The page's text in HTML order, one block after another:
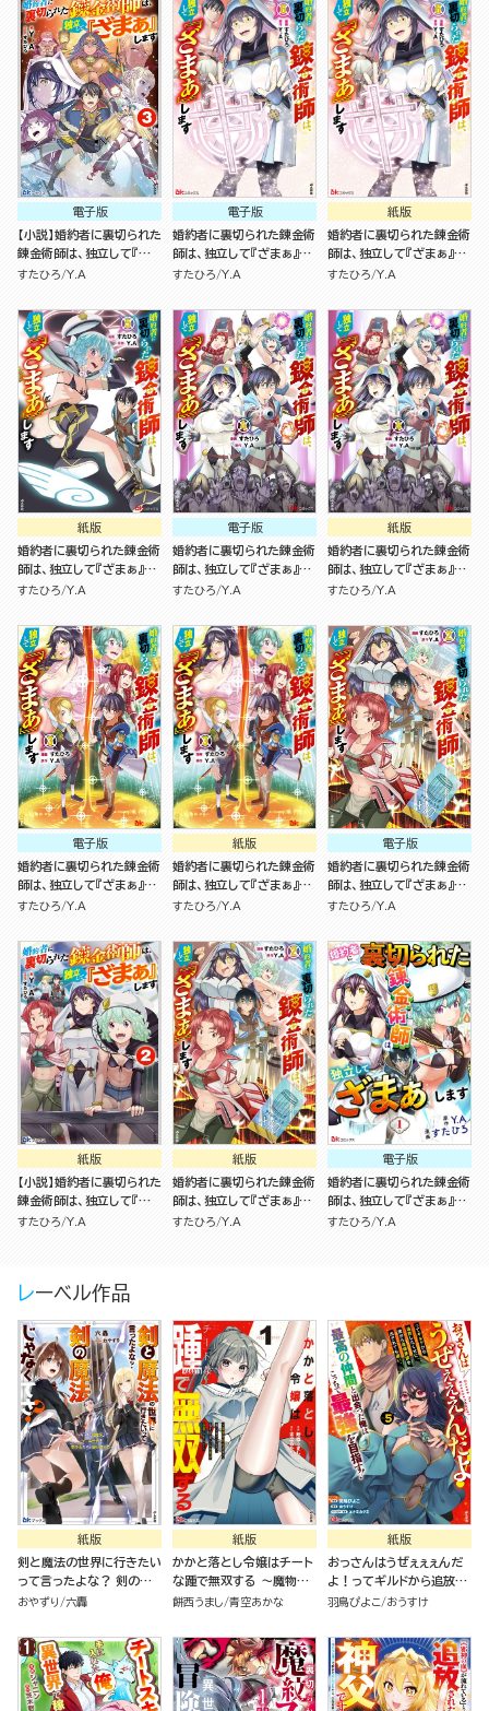
電子版
【小説】婚約者に裏切られた
錬金術師は、独立して『ざ
まぁ』します （3）
すたひろ Y.A
電子版
婚約者に裏切られた錬金術
師は、独立して『ざまぁ』し
ます コミック版 （6）
すたひろ Y.A
紙版
婚約者に裏切られた錬金術
師は、独立して『ざまぁ』し
ます（６）
すたひろ Y.A
紙版
婚約者に裏切られた錬金術
師は、独立して『ざまぁ』し
ます ５
すたひろ Y.A
電子版
婚約者に裏切られた錬金術
師は、独立して『ざまぁ』し
ます（4）
すたひろ Y.A
紙版
婚約者に裏切られた錬金術
師は、独立して『ざまぁ』し
ます（4）
すたひろ Y.A
電子版
婚約者に裏切られた錬金術
師は、独立して『ざまぁ』し
ます（3）
すたひろ Y.A
紙版
婚約者に裏切られた錬金術
師は、独立して『ざまぁ』し
ます（3）
すたひろ Y.A
電子版
婚約者に裏切られた錬金術
師は、独立して『ざまぁ』し
ます（2）
すたひろ Y.A
紙版
【小説】婚約者に裏切られた
錬金術師は、独立して『ざ
まぁ』します （2）
すたひろ Y.A
紙版
婚約者に裏切られた錬金術
師は、独立して『ざまぁ』し
ます（2）
すたひろ Y.A
電子版
婚約者に裏切られた錬金術
師は、独立して『ざまぁ』し
ます コミック版 （分冊版）
すたひろ Y.A
レーベル作品
紙版
剣と魔法の世界に行きたい
って言ったよな？ 剣の魔
法じゃなくてさ？ ～ギフト
少女たちと駆け抜ける～
おやずり 六轟
紙版
かかと落とし令嬢はチート
な踵で無双する ～魔物を
即死させて楽しんでいた
壊しました～（１）
餅西うまし 青空あかな
紙版
おっさんはうぜぇぇぇんだ
よ！ってギルドから追放し
たくせに、後から復帰要請
仲間と出会った俺はこっち
で最強を目指す！（５）
羽鳥ぴよこ おうすけ